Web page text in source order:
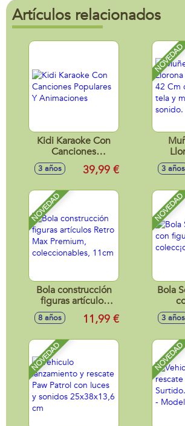
Artículos relacionados
Kidi Karaoke Con
Canciones
Populares Y
Animaciones
3 años 39,99 €
NOVEDAD
3 años
NOVEDAD
Bola construcción
figuras artículos
Retro Max
Premium,
11cm
8 años 11,99 €
NOVEDAD
Bola
3 años
NOVEDAD NOVEDAD